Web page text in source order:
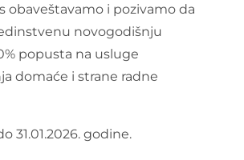
obaveštavamo i pozivamo da
novogodišnju
popusta na usluge
domaće i strane radne
31.01.2026. godine.